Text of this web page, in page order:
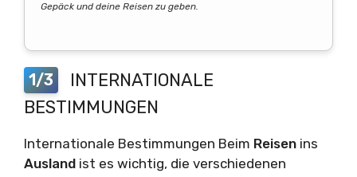
Gepäck und deine Reisen zu geben.
1/3
INTERNATIONALE
BESTIMMUNGEN
Internationale Bestimmungen Beim Reisen ins
Ausland ist es wichtig, die verschiedenen